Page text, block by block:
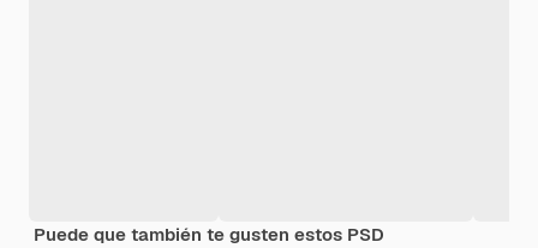
Puede que también te gusten estos PSD